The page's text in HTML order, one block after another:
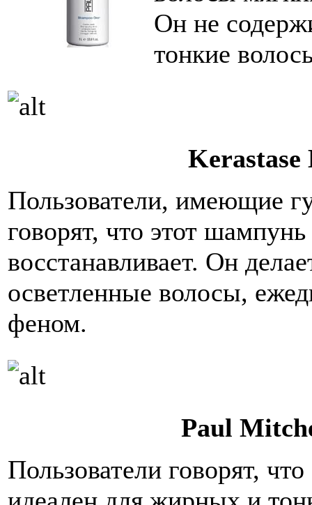
Он не
тонкие
Kerastase
Пользователи, имеющие
говорят, что этот
восстанавливает. Он
осветленные волосы,
феном.
Paul
Пользователи говорят,